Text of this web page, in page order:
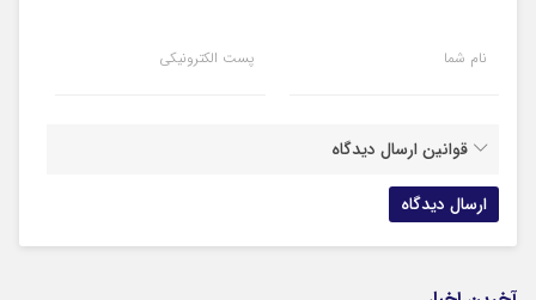
نام شما پست الکترونیکی
قوانین ارسال دیدگاه